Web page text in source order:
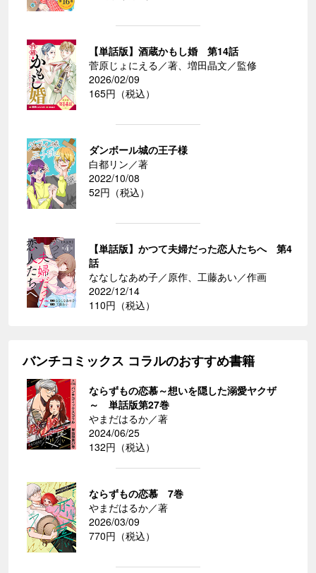
【単話版】酒蔵かもし婚 第14話
菅原じょにえる／著、増田晶文／監修
2026/02/09
165円（税込）
ダンボール城の王子様
白都リン／著
2022/10/08
52円（税込）
【単話版】かつて夫婦だった恋人たちへ 第4
話
ななしなあめ子／原作、工藤あい／作画
2022/12/14
110円（税込）
バンチコミックス コラルのおすすめ書籍
ならずもの恋慕～想いを隠した溺愛ヤクザ
～ 単話版第27巻
やまだはるか／著
2024/06/25
132円（税込）
ならずもの恋慕 7巻
やまだはるか／著
2026/03/09
770円（税込）